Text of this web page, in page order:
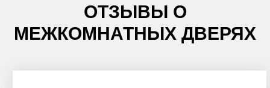
ОТЗЫВЫ О
МЕЖКОМНАТНЫХ ДВЕРЯХ